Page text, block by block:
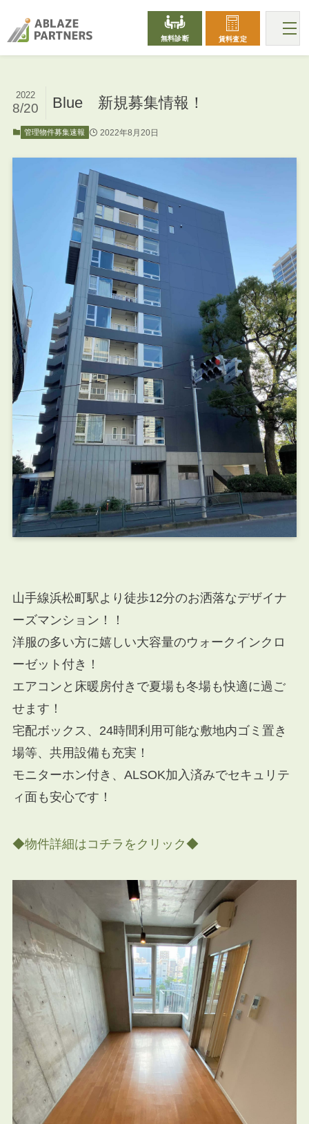
無料診断 賃料査定
Blue 新規募集情報！
2022
8/20
管理物件募集速報 2022年8月20日
山手線浜松町駅より徒歩12分のお洒落なデザイナ
ーズマンション！！
洋服の多い方に嬉しい大容量のウォークインクロ
ーゼット付き！
エアコンと床暖房付きで夏場も冬場も快適に過ご
せます！
宅配ボックス、24時間利用可能な敷地内ゴミ置き
場等、共用設備も充実！
モニターホン付き、ALSOK加入済みでセキュリテ
ィ面も安心です！
◆物件詳細はコチラをクリック◆